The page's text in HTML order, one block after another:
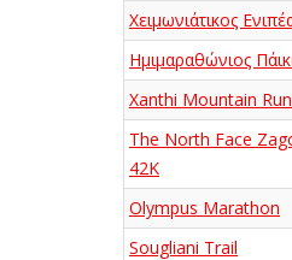
Χειμωνιάτικος
Ημιμαραθώνιος
Xanthi Mountain
The North Face
42K
Olympus Marathon
Sougliani Trail